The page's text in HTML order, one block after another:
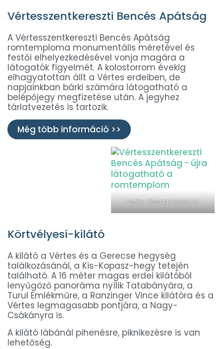
Vértesszentkereszti Bencés Apátság
A Vértesszentkereszti Bencés Apátság
romtemploma monumentális méretével és
festői elhelyezkedésével vonja magára a
látogatók figyelmét. A kolostorrom évekig
elhagyatottan állt a Vértes erdeiben, de
napjainkban bárki számára látogatható a
belépőjegy megfizetése után. A jegyhez
tárlatvezetés is tartozik.
Még több információ >>
Fotók: Csodahelyek.hu
Körtvélyesi-kilátó
A kilátó a Vértes és a Gerecse hegység
találkozásánál, a Kis-Kopasz-hegy tetején
található. A 16 méter magas erdei kilátóból
lenyűgöző panoráma nyílik Tatabányára, a
Turul Emlékműre, a Ranzinger Vince kilátóra és a
Vértes legmagasabb pontjára, a Nagy-
Csákányra is.
A kilátó lábánál pihenésre, piknikezésre is van
lehetőség.